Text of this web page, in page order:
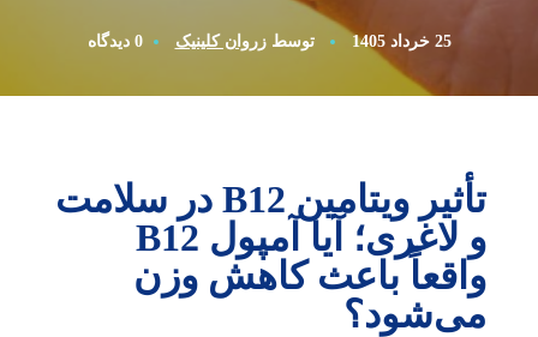
25 خرداد 1405 توسطزروان کلینیک 0 دیدگاه
تأثیر ویتامین B12 در سلامت
و لاغری؛ آیا آمپول B12
واقعاً باعث کاهش وزن
می‌شود؟